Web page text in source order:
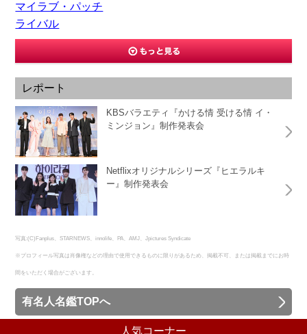
マイラブ・パッチ
ライバル
レポート
KBSバラエティ『かける情 受ける情 イ・
ミンジョン』制作発表会
Netflixオリジナルシリーズ『ヒエラルキ
ー』制作発表会
写真:(C)Fanplus、STARNEWS、innolife、PA、AMJ、Jpictures Syndicate
※プロフィール写真は肖像権などの理由で使用できるものに限りがあるため、掲載不可、または掲載までにお時
間をいただく場合がございます。
有名人名鑑TOPへ
人気コーナー